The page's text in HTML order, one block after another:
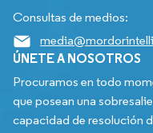
Consultas de medios:
ÚNETE A NOSOTROS
Procuramos en todo
que posean una
capacidad de resolución